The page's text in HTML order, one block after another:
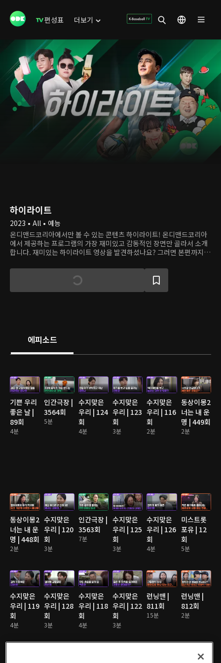
편성표 더보기
하이라이트
2023 • All • 예능
온디맨드코리아에서만 볼 수 있는 콘텐츠 하이라이트! 온디맨드코리아
에서 제공하는 프로그램의 가장 재미있고 감동적인 장면만 골라서 소개
합니다. 재미있는 하이라이트 영상을 발견하셨나요? 그러면 본편까지
에피소드
기쁜 우리
좋은 날 |
89회
4분
인간극장 |
3564회
5분
수지맞은
우리 | 124
회
4분
수지맞은
우리 | 123
회
3분
수지맞은
우리 | 116
회
2분
동상이몽2
너는 내 운
명 | 449회
2분
동상이몽2
너는 내 운
명 | 448회
2분
수지맞은
우리 | 120
회
3분
인간극장 |
3563회
7분
수지맞은
우리 | 125
회
3분
수지맞은
우리 | 126
회
4분
미스트롯
포유 | 12
회
5분
수지맞은
우리 | 119
회
4분
수지맞은
우리 | 128
회
3분
수지맞은
우리 | 118
회
4분
수지맞은
우리 | 122
회
3분
런닝맨 |
811회
15분
런닝맨 |
812회
2분